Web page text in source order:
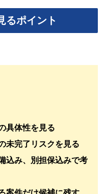
るポイント
具体性を見る
未完了リスクを見る
込み、別担保込みで考